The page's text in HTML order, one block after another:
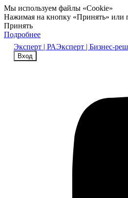
Мы используем файлы «Cookie»
Нажимая на кнопку «Принять» или
Принять
Подробнее
Эксперт | РАЭксперт | Бизнес-
Вход